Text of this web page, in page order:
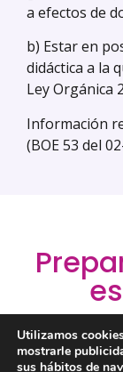
a efectos de
b) Estar en
didáctica a la
Ley Orgánica
Información
(BOE 53 del
Nuestra
regula el
Utilizamos
mostrarle
sus hábitos de